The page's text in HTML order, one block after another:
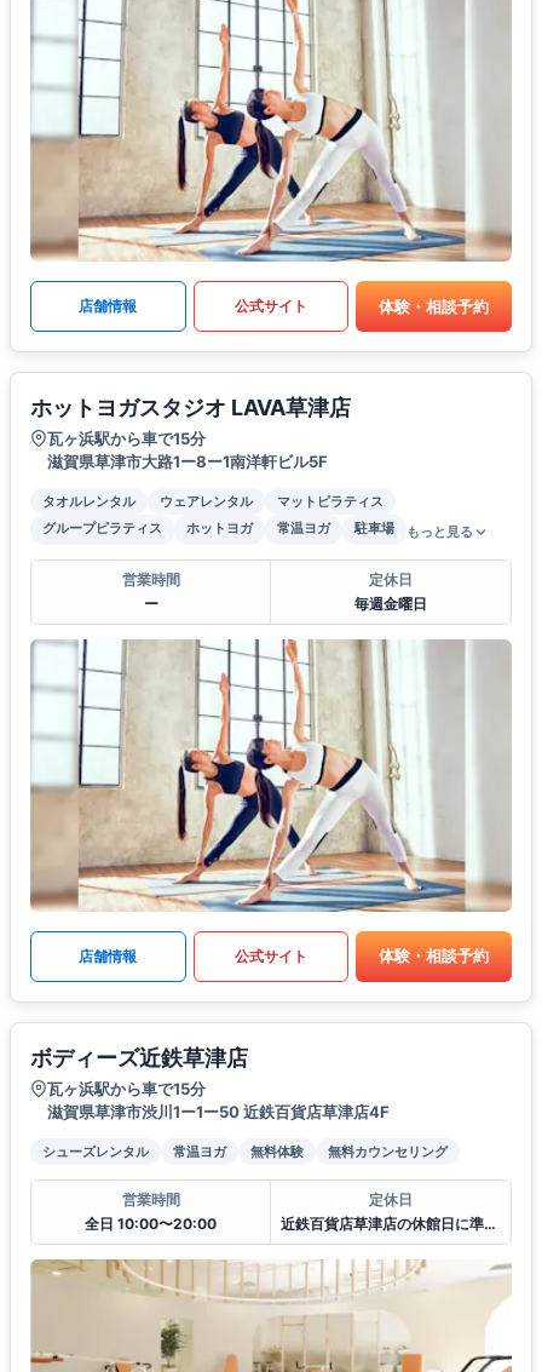
店舗情報 公式サイト 体験・相談予約
ホットヨガスタジオ LAVA草津店
瓦ヶ浜駅から車で15分
滋賀県草津市大路1ー8ー1南洋軒ビル5F
タオルレンタル ウェアレンタル
マットピラティス
グループピラティス
ホットヨガ 常温ヨガ 駐車場 もっと見る
営業時間
ー
定休日
毎週金曜日
店舗情報 公式サイト 体験・相談予約
ボディーズ近鉄草津店
瓦ヶ浜駅から車で15分
滋賀県草津市渋川1ー1ー50 近鉄百貨店草津店4F
シューズレンタル 常温ヨガ 無料体験 無料カウンセリング
営業時間
全日 10:00〜20:00
定休日
近鉄百貨店草津店の休館日に準ずる